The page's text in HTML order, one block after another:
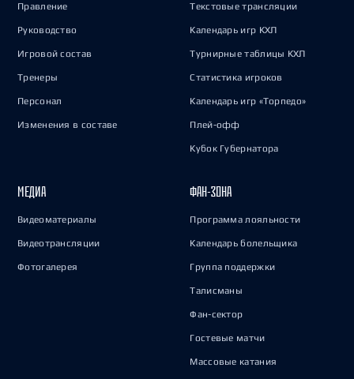
Правление
Руководство
Игровой состав
Тренеры
Персонал
Изменения в составе
Текстовые трансляции
Календарь игр КХЛ
Турнирные таблицы КХЛ
Статистика игроков
Календарь игр «Торпедо»
Плей-офф
Кубок Губернатора
МЕДИА
Видеоматериалы
Видеотрансляции
Фотогалерея
ФАН-ЗОНА
Программа лояльности
Календарь болельщика
Группа поддержки
Талисманы
Фан-сектор
Гостевые матчи
Массовые катания